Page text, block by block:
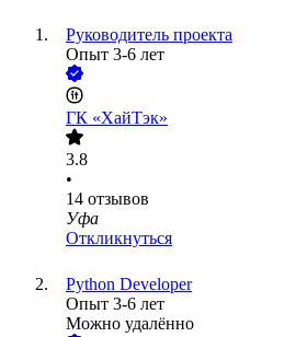
Руководитель проекта
Опыт 3-6 лет
ГК «ХайТэк»
3.8
•
14 отзывов
Уфа
Откликнуться
Python Developer
Опыт 3-6 лет
Можно удалённо